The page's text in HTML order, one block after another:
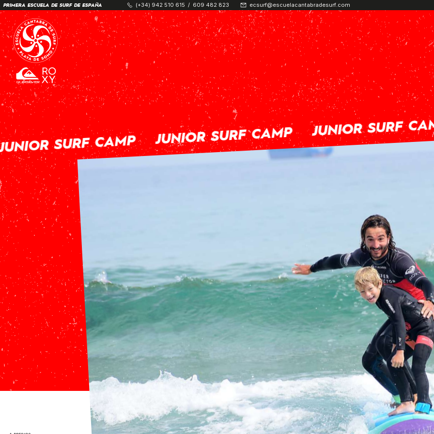
PRIMERA ESCUELA DE SURF DE ESPAÑA (+34) 942 510 615 / 609 482 823 ecsurf@escuelacantabradesurf.com
SURF CAMP JUNIOR SURF CAMP JUNIOR SURF CAMP